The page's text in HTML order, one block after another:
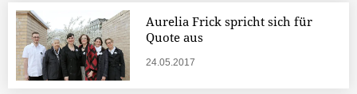
Aurelia Frick spricht sich für
Quote aus
24.05.2017